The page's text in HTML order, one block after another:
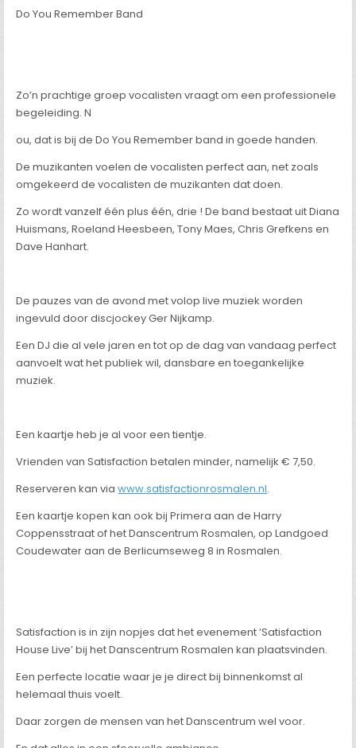
Do You Remember Band
Zo’n prachtige groep vocalisten vraagt om een professionele
begeleiding. N
ou, dat is bij de Do You Remember band in goede handen.
De muzikanten voelen de vocalisten perfect aan, net zoals
omgekeerd de vocalisten de muzikanten dat doen.
Zo wordt vanzelf één plus één, drie ! De band bestaat uit Diana
Huismans, Roeland Heesbeen, Tony Maes, Chris Grefkens en
Dave Hanhart.
De pauzes van de avond met volop live muziek worden
ingevuld door discjockey Ger Nijkamp.
Een DJ die al vele jaren en tot op de dag van vandaag perfect
aanvoelt wat het publiek wil, dansbare en toegankelijke
muziek.
Een kaartje heb je al voor een tientje.
Vrienden van Satisfaction betalen minder, namelijk € 7,50.
Reserveren kan viawww.satisfactionrosmalen.nl.
Een kaartje kopen kan ook bij Primera aan de Harry
Coppensstraat of het Danscentrum Rosmalen, op Landgoed
Coudewater aan de Berlicumseweg 8 in Rosmalen.
Satisfaction is in zijn nopjes dat het evenement ‘Satisfaction
House Live’ bij het Danscentrum Rosmalen kan plaatsvinden.
Een perfecte locatie waar je je direct bij binnenkomst al
helemaal thuis voelt.
Daar zorgen de mensen van het Danscentrum wel voor.